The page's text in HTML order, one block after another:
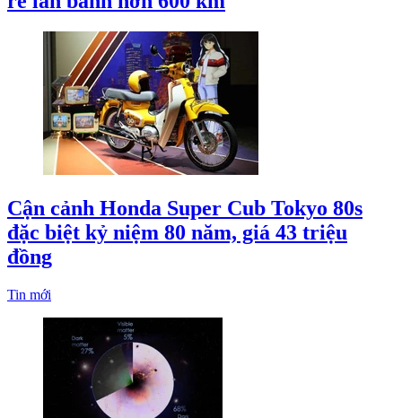
Cận cảnh Honda Super Cub Tokyo 80s
đặc biệt kỷ niệm 80 năm, giá 43 triệu
đồng
Tin mới